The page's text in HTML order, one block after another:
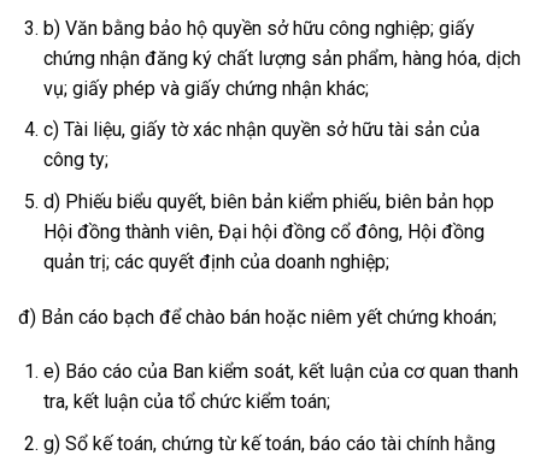
b) Văn bằng bảo hộ quyền sở hữu công nghiệp; giấy
chứng nhận đăng ký chất lượng sản phẩm, hàng hóa, dịch
vụ; giấy phép và giấy chứng nhận khác;
c) Tài liệu, giấy tờ xác nhận quyền sở hữu tài sản của
công ty;
d) Phiếu biểu quyết, biên bản kiểm phiếu, biên bản họp
Hội đồng thành viên, Đại hội đồng cổ đông, Hội đồng
quản trị; các quyết định của doanh nghiệp;
đ) Bản cáo bạch để chào bán hoặc niêm yết chứng khoán;
e) Báo cáo của Ban kiểm soát, kết luận của cơ quan thanh
tra, kết luận của tổ chức kiểm toán;
g) Sổ kế toán, chứng từ kế toán, báo cáo tài chính hằng